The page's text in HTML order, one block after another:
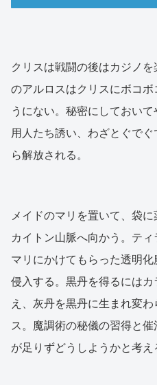
クリスは戦闘の後はカジノ
のアルロスはクリスにボコ
うにない。秘密にしておい
用人たち誘い、わざとぐで
ら解放される。
メイドのマリを置いて、袋
カイトン山脈へ向かう。ティ
マリにかけてもらった透明
侵入する。黒丹を得るには
え、灰丹を黒丹に生まれ変
ス。魔調術の秘儀の習得と
が足りずどうしようかと考え